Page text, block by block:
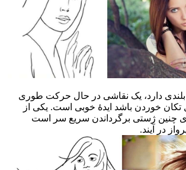
بلندی دارد، یک نقاشی در حال حرکت طوری
خوردن باشد ایدهٔ خوبی است. یکی از
چنین ژستی برگرداندن سریع سر است
در آیند.